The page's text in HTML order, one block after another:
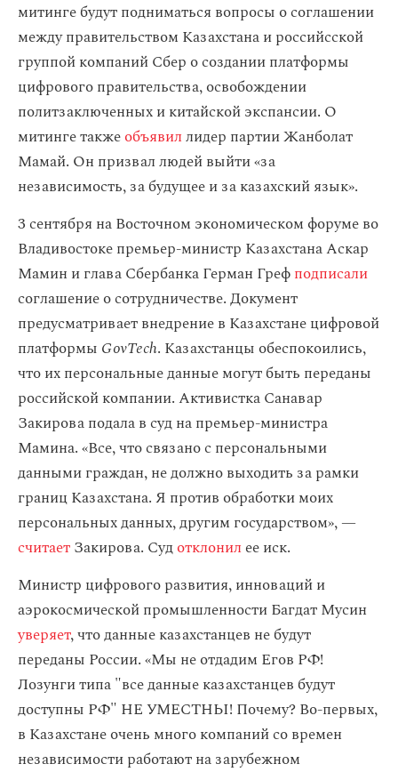
митинге будут подниматься вопросы о соглашении
между правительством Казахстана и российсской
группой компаний Сбер о создании платформы
цифрового правительства, освобождении
политзаключенных и китайской экспансии. О
митинге такжеобъявиллидер партии Жанболат
Мамай. Он призвал людей выйти «за
независимость, за будущее и за казахский язык».
3 сентября на Восточном экономическом форуме во
Владивостоке премьер-министр Казахстана Аскар
Мамин и глава Сбербанка Герман Грефподписали
соглашение о сотрудничестве. Документ
предусматривает внедрение в Казахстане цифровой
платформы GovTech. Казахстанцы обеспокоились,
что их персональные данные могут быть переданы
российской компании. Активистка Санавар
Закирова подала в суд на премьер-министра
Мамина. «Все, что связано с персональными
данными граждан, не должно выходить за рамки
границ Казахстана. Я против обработки моих
персональных данных, другим государством», —
считаетЗакирова. Судотклонилее иск.
Министр цифрового развития, инноваций и
аэрокосмической промышленности Багдат Мусин
уверяет, что данные казахстанцев не будут
переданы России. «Мы не отдадим Егов РФ!
Лозунги типа "все данные казахстанцев будут
доступны РФ" НЕ УМЕСТНЫ! Почему? Во-первых,
в Казахстане очень много компаний со времен
независимости работают на зарубежном